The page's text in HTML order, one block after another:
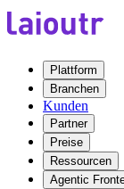
Plattform
Branchen
Kunden
Partner
Preise
Ressourcen
Agentic